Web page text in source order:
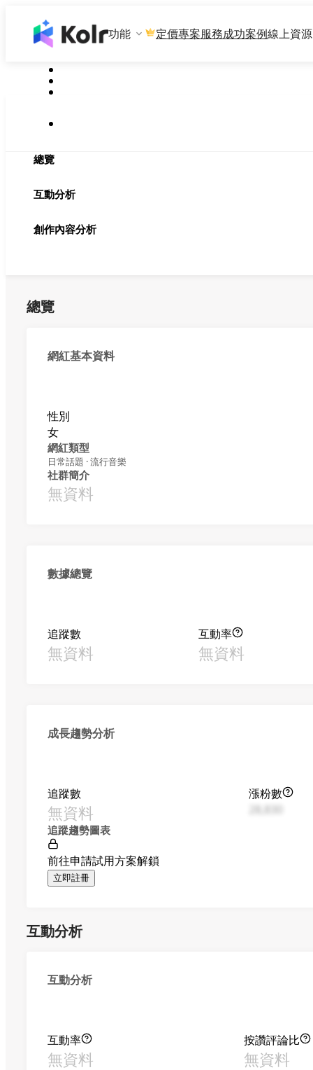
功能 定價專案服務成功案例線上資源
總覽
互動分析
創作內容分析
總覽
網紅基本資料
性別
女
網紅類型
日常話題 · 流行音樂
社群簡介
無資料
數據總覽
追蹤數
無資料
互動率
無資料
成長趨勢分析
追蹤數
無資料
漲粉數
追蹤趨勢圖表
前往申請試用方案解鎖
立即註冊
互動分析
互動分析
互動率
無資料
按讚評論比
無資料